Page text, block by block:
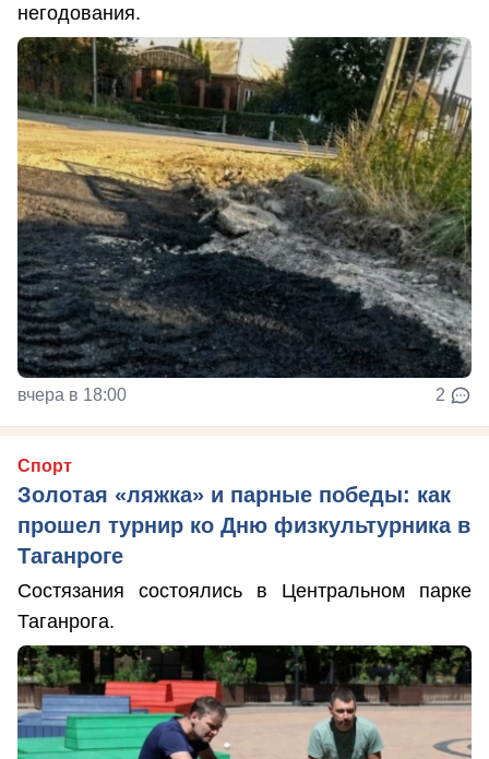
негодования.
вчера в 18:00 2
Спорт
Золотая «ляжка» и парные победы: как
прошел турнир ко Дню физкультурника в
Таганроге
Состязания состоялись в Центральном парке
Таганрога.